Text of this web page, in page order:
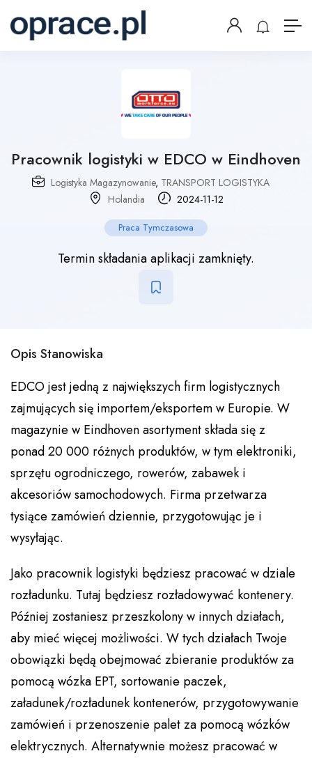
Pracownik logistyki w EDCO w Eindhoven
Logistyka Magazynowanie, TRANSPORT LOGISTYKA
Holandia
2024-11-12
Praca Tymczasowa
Termin składania aplikacji zamknięty.
Opis Stanowiska
EDCO jest jedną z największych firm logistycznych
zajmujących się importem/eksportem w Europie. W
magazynie w Eindhoven asortyment składa się z
ponad 20 000 różnych produktów, w tym elektroniki,
sprzętu ogrodniczego, rowerów, zabawek i
akcesoriów samochodowych. Firma przetwarza
tysiące zamówień dziennie, przygotowując je i
wysyłając.
Jako pracownik logistyki będziesz pracować w dziale
rozładunku. Tutaj będziesz rozładowywać kontenery.
Później zostaniesz przeszkolony w innych działach,
aby mieć więcej możliwości. W tych działach Twoje
obowiązki będą obejmować zbieranie produktów za
pomocą wózka EPT, sortowanie paczek,
załadunek/rozładunek kontenerów, przygotowywanie
zamówień i przenoszenie palet za pomocą wózków
elektrycznych. Alternatywnie możesz pracować w